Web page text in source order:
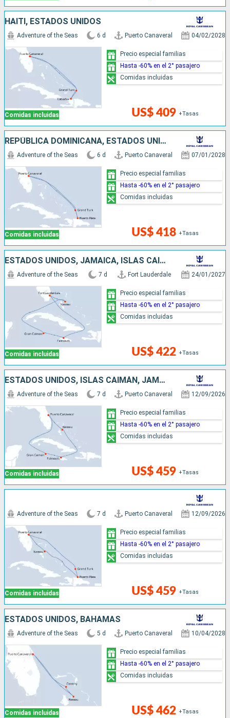
HAITI, ESTADOS UNIDOS
Comidas incluidas
Adventure of the Seas 6 d Puerto Canaveral 04/02/2028
US$ 409 +Tasas
Precio especial familias
Hasta -60% en el 2° pasajero
Comidas incluidas
REPÚBLICA DOMINICANA, ESTADOS UNIDOS
Comidas incluidas
Adventure of the Seas 6 d Puerto Canaveral 07/01/2028
US$ 418 +Tasas
Precio especial familias
Hasta -60% en el 2° pasajero
Comidas incluidas
ESTADOS UNIDOS, JAMAICA, ISLAS CAIMÁN, BAHAMAS
Comidas incluidas
Adventure of the Seas 7 d Fort Lauderdale 24/01/2027
US$ 422 +Tasas
Precio especial familias
Hasta -60% en el 2° pasajero
Comidas incluidas
ESTADOS UNIDOS, ISLAS CAIMÁN, JAMAICA, BAHAMAS
Comidas incluidas
Adventure of the Seas 7 d Puerto Canaveral 12/09/2026
US$ 459 +Tasas
Precio especial familias
Hasta -60% en el 2° pasajero
Comidas incluidas
Comidas incluidas
Adventure of the Seas 7 d Puerto Canaveral 12/09/2026
US$ 459 +Tasas
Precio especial familias
Hasta -60% en el 2° pasajero
Comidas incluidas
ESTADOS UNIDOS, BAHAMAS
Comidas incluidas
Adventure of the Seas 5 d Puerto Canaveral 10/04/2028
US$ 462 +Tasas
Precio especial familias
Hasta -60% en el 2° pasajero
Comidas incluidas